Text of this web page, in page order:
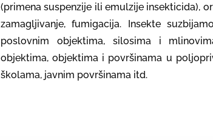
(primena suspenzije ili emulzije insekticida),
zamagljivanje, fumigacija. Insekte
poslovnim objektima, silosima i
objektima, objektima i površinama u
školama, javnim površinama itd.